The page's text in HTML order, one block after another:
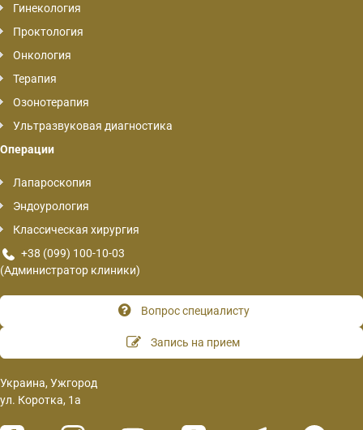
Гинекология
Проктология
Онкология
Терапия
Озонотерапия
Ультразвуковая диагностика
Операции
Лапароскопия
Эндоурология
Классическая хирургия
+38 (099) 100-10-03
(Администратор клиники)
Вопрос специалисту
Запись на прием
Украина, Ужгород
ул. Коротка, 1а